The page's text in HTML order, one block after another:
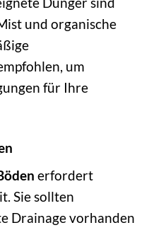
und organische
um
für Ihre
erfordert
Sie sollten
Drainage vorhanden